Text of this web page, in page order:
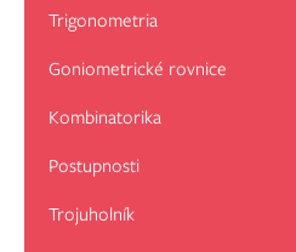
Trigonometria
Goniometrické rovnice
Kombinatorika
Postupnosti
Trojuholník